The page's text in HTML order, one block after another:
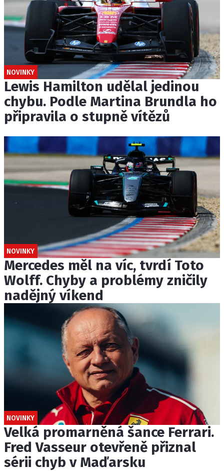
NOVINKY
Lewis Hamilton udělal jedinou
chybu. Podle Martina Brundla ho
připravila o stupně vítězů
NOVINKY
Mercedes měl na víc, tvrdí Toto
Wolff. Chyby a problémy zničily
nadějný víkend
NOVINKY
Velká promarněná šance Ferrari.
Fred Vasseur otevřeně přiznal
sérii chyb v Maďarsku